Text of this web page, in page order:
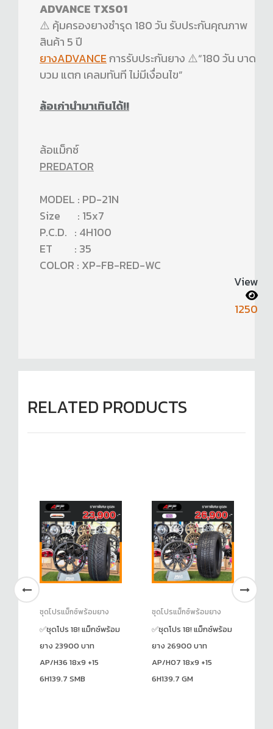
ADVANCE TXS01
⚠️ คุ้มครองยางชำรุด 180 วัน รับประกันคุณภาพ
สินค้า 5 ปี
ยางADVANCEการรับประกันยาง ⚠️“180 วัน บาด
บวม แตก เคลมทันที ไม่มีเงื่อนไข”
ล้อเก่านำมาเทินได้!!
ล้อแม็กซ์
PREDATOR
MODEL : PD-21N
Size : 15x7
P.C.D. : 4H100
ET : 35
COLOR : XP-FB-RED-WC
View
1250
RELATED PRODUCTS
ชุดโปรแม็กซ์พร้อมยาง
✅ชุดโปร 18! แม็กซ์พร้อม
ยาง 23900 บาท
AP/H36 18x9 +15
6H139.7 SMB
ชุดโปรแม็กซ์พร้อมยาง
✅ชุดโปร 18! แม็กซ์พร้อม
ยาง 26900 บาท
AP/H07 18x9 +15
6H139.7 GM